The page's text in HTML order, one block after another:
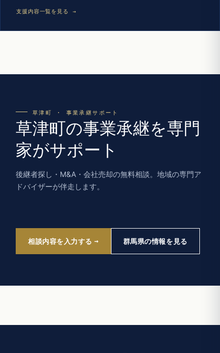
支援内容一覧を見る →
草津町 · 事業承継サポート
草津町の事業承継を専門
家がサポート
後継者探し・M&A・会社売却の無料相談。地域の専門ア
ドバイザーが伴走します。
相談内容を入力する 群馬県の情報を見る